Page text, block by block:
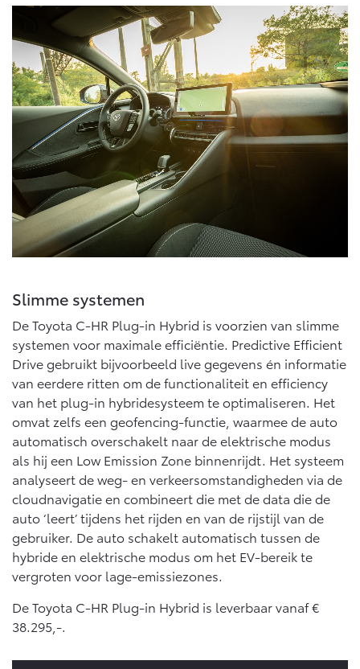
Vanaf € 37.500,- Vanaf € 55.950,-
Proace Max (excl. BTW)
OOK ALS BATTERIJ-
ELEKTRISCH
Vanaf € 46.301,-
Hilux (excl. BTW)
OOK ALS BATTERIJ-
ELEKTRISCH
Vanaf € 56.570,-
Land Cruiser (excl. BTW)
Vanaf € 89.986,-
Slimme systemen
De Toyota C-HR Plug-in Hybrid is voorzien van slimme
systemen voor maximale efficiëntie. Predictive Efficient
Drive gebruikt bijvoorbeeld live gegevens én informatie
van eerdere ritten om de functionaliteit en efficiency
van het plug-in hybridesysteem te optimaliseren. Het
omvat zelfs een geofencing-functie, waarmee de auto
automatisch overschakelt naar de elektrische modus
als hij een Low Emission Zone binnenrijdt. Het systeem
analyseert de weg- en verkeersomstandigheden via de
cloudnavigatie en combineert die met de data die de
auto ‘leert’ tijdens het rijden en van de rijstijl van de
gebruiker. De auto schakelt automatisch tussen de
hybride en elektrische modus om het EV-bereik te
vergroten voor lage-emissiezones.
De Toyota C-HR Plug-in Hybrid is leverbaar vanaf €
38.295,-.